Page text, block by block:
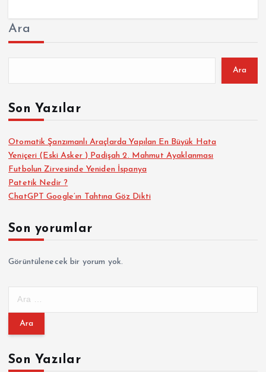
Ara
Ara
Son Yazılar
Otomatik Şanzımanlı Araçlarda Yapılan En Büyük Hata
Yeniçeri (Eski Asker ) Padişah 2. Mahmut Ayaklanması
Futbolun Zirvesinde Yeniden İspanya
Patetik Nedir ?
ChatGPT Google’ın Tahtına Göz Dikti
Son yorumlar
Görüntülenecek bir yorum yok.
m
:Son Yazılar